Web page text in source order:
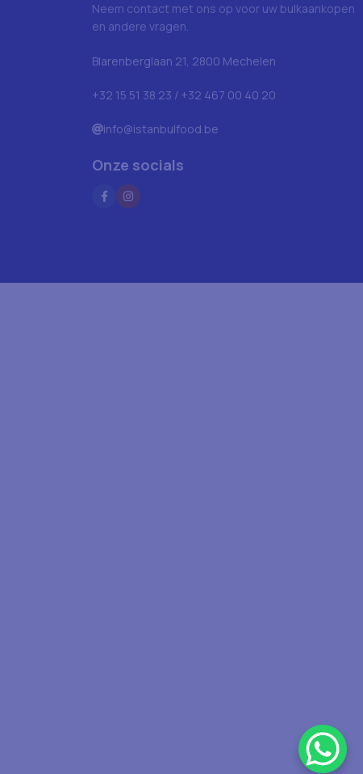
Neem contact met ons op voor uw bulkaankopen
en andere vragen.
Blarenberglaan 21, 2800 Mechelen
+32 15 51 38 23 / +32 467 00 40 20
info@istanbulfood.be
Onze socials